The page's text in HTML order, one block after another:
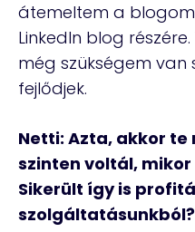
átemeltem a
LinkedIn blog
még szükségem van
fejlődjek.
Netti: Azta, akkor
szinten voltál,
Sikerült így is
szolgáltatásunkból?